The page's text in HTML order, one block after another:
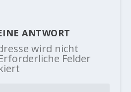
ANTWORT
wird nicht
Felder